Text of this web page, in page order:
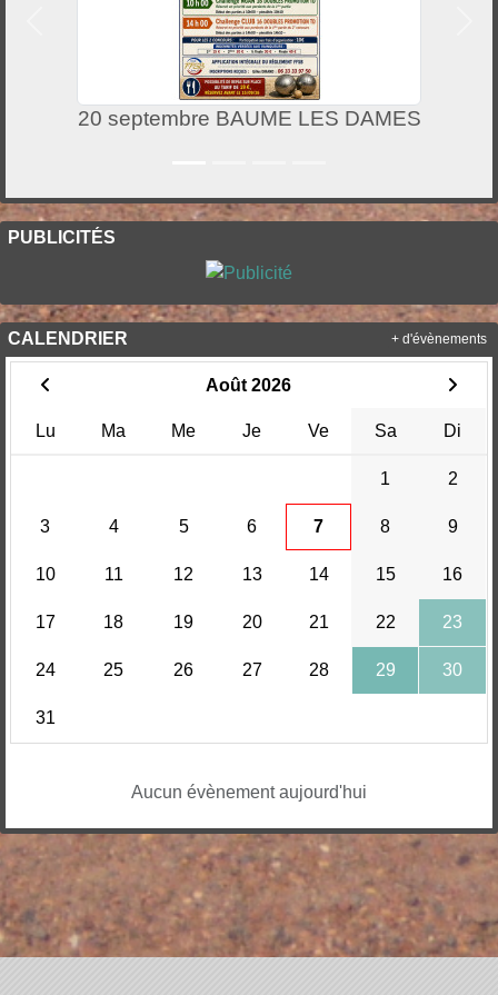
20 septembre BAUME LES DAMES
PUBLICITÉS
CALENDRIER
Août 2026
Lu Ma Me Je Ve Sa Di
1 2
3 4 5 6 7 8 9
10 11 12 13 14 15 16
17 18 19 20 21 22 23
24 25 26 27 28 29 30
31
Aucun évènement aujourd'hui
+ d'évènements